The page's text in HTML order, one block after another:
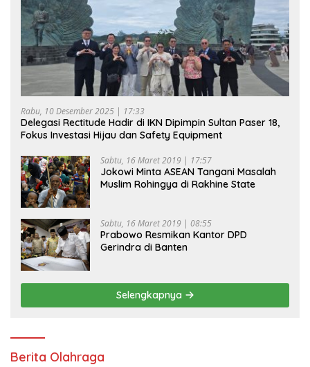
Rabu, 10 Desember 2025 | 17:33
Delegasi Rectitude Hadir di IKN Dipimpin Sultan Paser 18,
Fokus Investasi Hijau dan Safety Equipment
Sabtu, 16 Maret 2019 | 17:57
Jokowi Minta ASEAN Tangani Masalah
Muslim Rohingya di Rakhine State
Sabtu, 16 Maret 2019 | 08:55
Prabowo Resmikan Kantor DPD
Gerindra di Banten
Selengkapnya
Berita Olahraga